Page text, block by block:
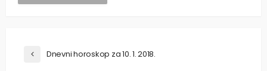
Dnevni horoskop za 10. 1. 2018.